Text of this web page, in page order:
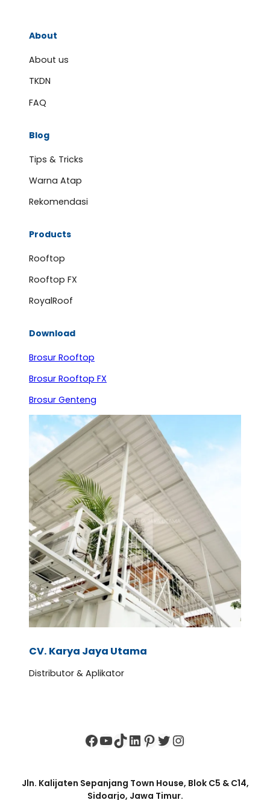
About
About us
TKDN
FAQ
Blog
Tips & Tricks
Warna Atap
Rekomendasi
Products
Rooftop
Rooftop FX
RoyalRoof
Download
Brosur Rooftop
Brosur Rooftop FX
Brosur Genteng
CV. Karya Jaya Utama
Distributor & Aplikator
Facebook
YouTube
TikTok
LinkedIn
Pinterest
Twitter
Instagram
Jln. Kalijaten Sepanjang Town House, Blok C5 & C14,
Sidoarjo, Jawa Timur.